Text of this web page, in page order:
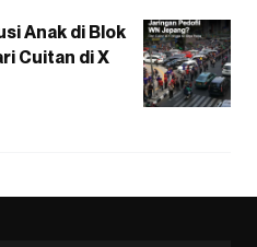
Anak di Blok
Cuitan di X